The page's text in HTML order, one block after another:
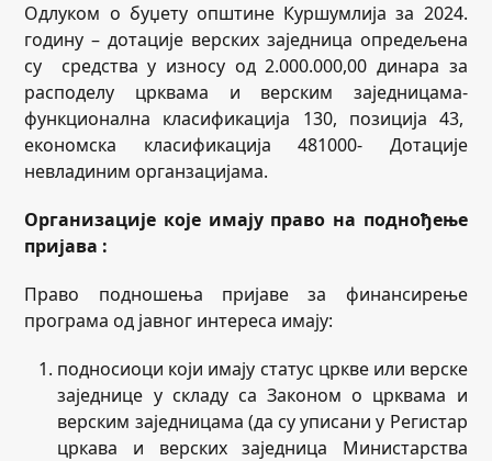
Одлуком о буџету општине Куршумлија за 2024.
годину – дотације верских заједница опредељена
су средства у износу од 2.000.000,00 динара за
расподелу црквама и верским заједницама-
функционална класификација 130, позиција 43,
економска класификација 481000- Дотације
невладиним органзацијама.
Организације које имају право на поднођење
пријава :
Право подношења пријаве за финансирење
програма од јавног интереса имају:
подносиоци који имају статус цркве или верске
заједнице у складу са Законом о црквама и
верским заједницама (да су уписани у Регистар
цркава и верских заједница Министарства